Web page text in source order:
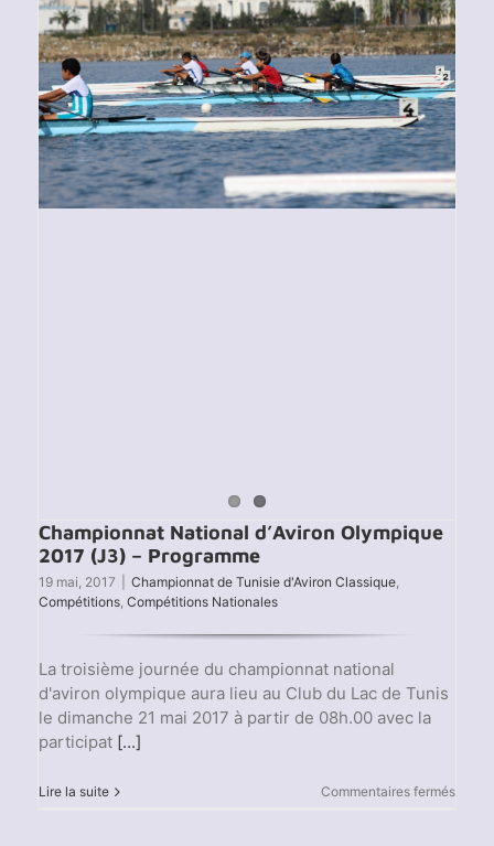
Championnat National d’Aviron Olympique
2017 (J3) – Programme
19 mai, 2017 Championnat de Tunisie d'Aviron Classique,
Compétitions, Compétitions Nationales
La troisième journée du championnat national
d'aviron olympique aura lieu au Club du Lac de Tunis
le dimanche 21 mai 2017 à partir de 08h.00 avec la
participat [...]
Lire la suite Commentaires ferméssur